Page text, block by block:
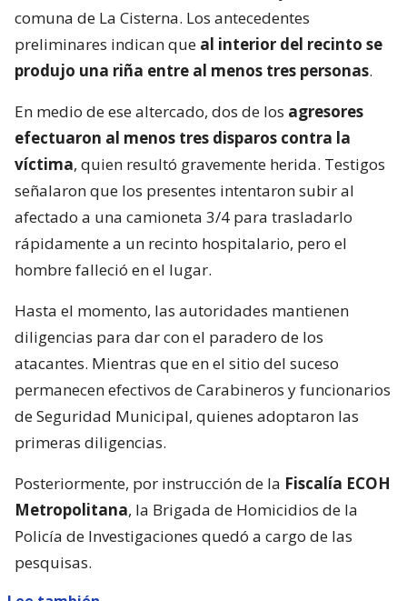
comuna de La Cisterna. Los antecedentes
preliminares indican que al interior del recinto se
produjo una riña entre al menos tres personas.
En medio de ese altercado, dos de los agresores
efectuaron al menos tres disparos contra la
víctima, quien resultó gravemente herida. Testigos
señalaron que los presentes intentaron subir al
afectado a una camioneta 3/4 para trasladarlo
rápidamente a un recinto hospitalario, pero el
hombre falleció en el lugar.
Hasta el momento, las autoridades mantienen
diligencias para dar con el paradero de los
atacantes. Mientras que en el sitio del suceso
permanecen efectivos de Carabineros y funcionarios
de Seguridad Municipal, quienes adoptaron las
primeras diligencias.
Posteriormente, por instrucción de la Fiscalía ECOH
Metropolitana, la Brigada de Homicidios de la
Policía de Investigaciones quedó a cargo de las
pesquisas.